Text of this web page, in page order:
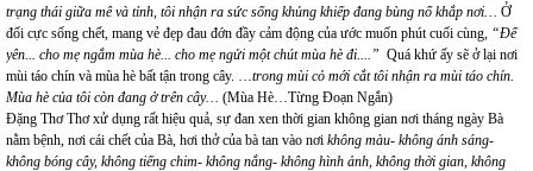
trạng thái giữa mê và tỉnh, tôi nhận ra sức sống khủng khiếp đang bùng nổ khắp nơi…
Ở
đối cực sống chết, mang vẻ đẹp đau đớn đầy cảm động của ước muốn phút cuối cùng, “Để
yên... cho mẹ ngắm mùa hè... cho mẹ ngửi một chút mùa hè đi....” Quá khứ ấy sẽ ở lại nơi
mùi táo chín và mùa hè bất tận trong cây. … trong mùi cỏ mới cắt tôi nhận ra mùi táo chín.
Mùa hè của tôi còn đang ở trên cây…
(Mùa Hè…Từng Đoạn Ngắn)
Đặng Thơ Thơ xử dụng rất hiệu quả, sự đan xen thời gian không gian nơi tháng ngày Bà
nằm bệnh, nơi cái chết của Bà, hơi thở của bà tan vào nơi không màu- không ánh sáng-
không bóng cây, không tiếng chim- không nắng- không hình ảnh, không thời gian, không